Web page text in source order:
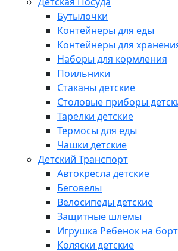
Бутылочки
Контейнеры для еды
Контейнеры для
Наборы для кормления
Поильники
Стаканы детские
Столовые приборы
Тарелки детские
Термосы для еды
Чашки детские
Детский Транспорт
Автокресла детские
Беговелы
Велосипеды детские
Защитные шлемы
Игрушка Ребенок на
Коляски детские